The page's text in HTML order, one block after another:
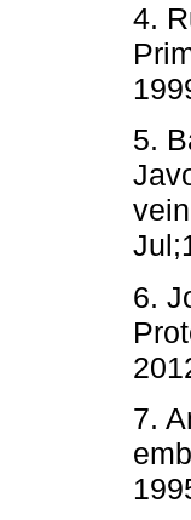
4.
5.
6.
7.